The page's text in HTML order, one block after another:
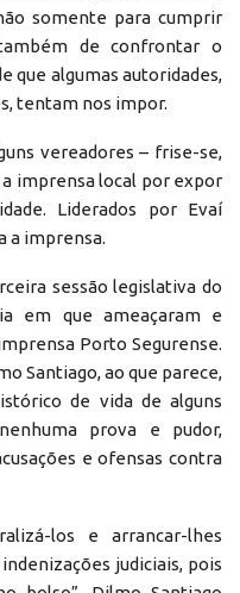
somente para cumprir
de confrontar o
que algumas autoridades,
tentam nos impor.
vereadores – frise-se,
imprensa local por expor
Liderados por Evaí
a imprensa.
sessão legislativa do
em que ameaçaram e
Porto Segurense.
Santiago, ao que parece,
de vida de alguns
prova e pudor,
e ofensas contra
los e arrancar-lhes
judiciais, pois